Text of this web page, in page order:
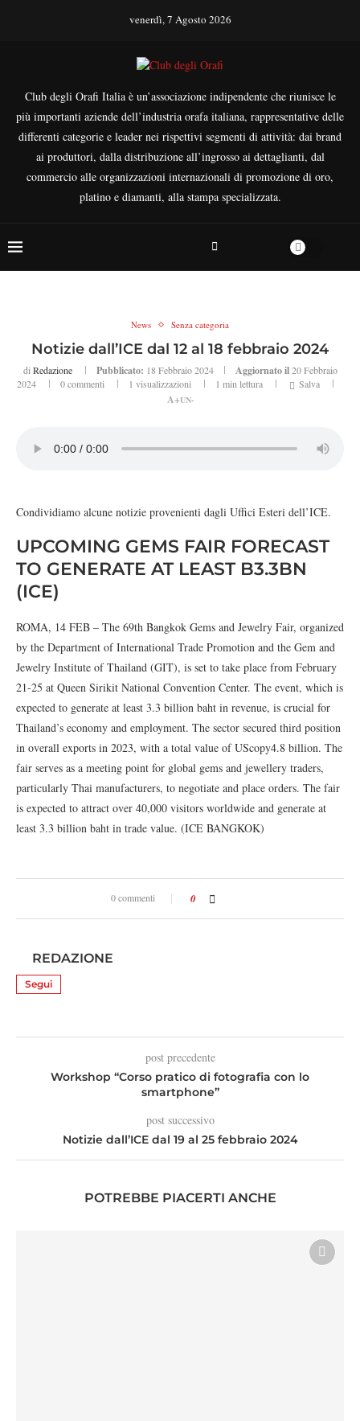
venerdì, 7 Agosto 2026
Club degli Orafi Italia è un’associazione indipendente che riunisce le
più importanti aziende dell’industria orafa italiana, rappresentative delle
differenti categorie e leader nei rispettivi segmenti di attività: dai brand
ai produttori, dalla distribuzione all’ingrosso ai dettaglianti, dal
commercio alle organizzazioni internazionali di promozione di oro,
platino e diamanti, alla stampa specializzata.
News Senza categoria
Notizie dall’ICE dal 12 al 18 febbraio 2024
di Redazione Pubblicato: 18 Febbraio 2024 Aggiornato il 20 Febbraio
2024
0 commenti 1 visualizzazioni 1 min lettura Salva
A+UN-
Condividiamo alcune notizie provenienti dagli Uffici Esteri dell’ICE.
UPCOMING GEMS FAIR FORECAST
TO GENERATE AT LEAST B3.3BN
(ICE)
ROMA, 14 FEB – The 69th Bangkok Gems and Jewelry Fair, organized
by the Department of International Trade Promotion and the Gem and
Jewelry Institute of Thailand (GIT), is set to take place from February
21-25 at Queen Sirikit National Convention Center. The event, which is
expected to generate at least 3.3 billion baht in revenue, is crucial for
Thailand’s economy and employment. The sector secured third position
in overall exports in 2023, with a total value of UScopy4.8 billion. The
fair serves as a meeting point for global gems and jewellery traders,
particularly Thai manufacturers, to negotiate and place orders. The fair
is expected to attract over 40,000 visitors worldwide and generate at
least 3.3 billion baht in trade value. (ICE BANGKOK)
0 commenti 0
REDAZIONE
Segui
post precedente
Workshop “Corso pratico di fotografia con lo
smartphone”
post successivo
Notizie dall’ICE dal 19 al 25 febbraio 2024
POTREBBE PIACERTI ANCHE